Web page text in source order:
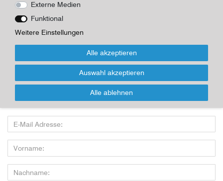
32,00 EUR
Inhalt1Stück
Für Infos zum Artikel oder Kauf, bitte Formular
nutzen!
Wenn Sie den Artikel kaufen möchten, dann bitte das Formular
nutzen:
Externe Medien
Funktional
Weitere Einstellungen
Alle akzeptieren
Auswahl akzeptieren
Alle ablehnen